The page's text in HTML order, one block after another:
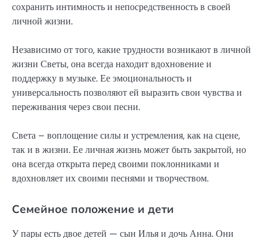
сохранить интимность и непосредственность в своей
личной жизни.
Независимо от того, какие трудности возникают в личной
жизни Светы, она всегда находит вдохновение и
поддержку в музыке. Ее эмоциональность и
универсальность позволяют ей выразить свои чувства и
переживания через свои песни.
Света – воплощение силы и устремления, как на сцене,
так и в жизни. Ее личная жизнь может быть закрытой, но
она всегда открыта перед своими поклонниками и
вдохновляет их своими песнями и творчеством.
Семейное положение и дети
У пары есть двое детей — сын Илья и дочь Анна. Они